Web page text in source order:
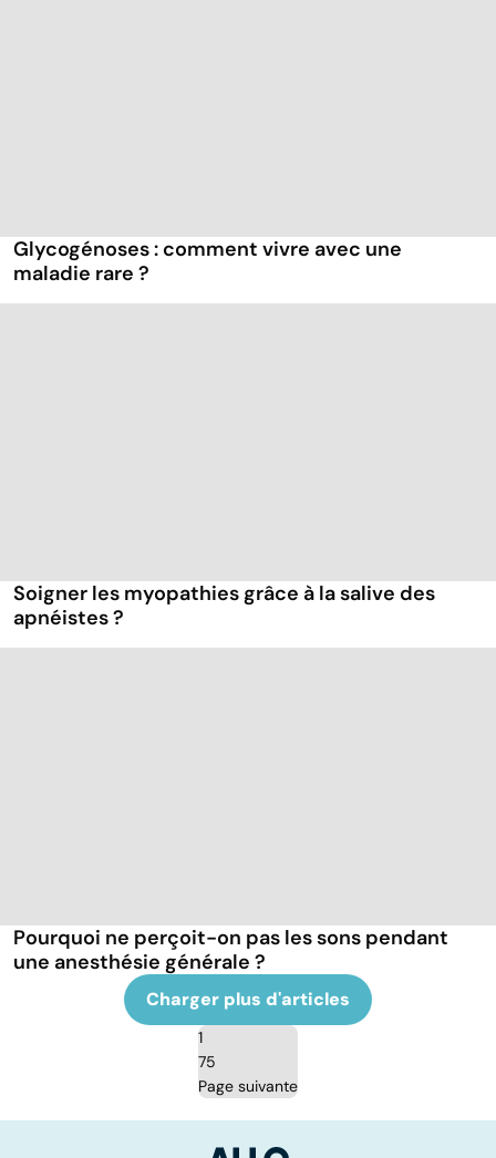
Glycogénoses : comment vivre avec une
maladie rare ?
Soigner les myopathies grâce à la salive des
apnéistes ?
Pourquoi ne perçoit-on pas les sons pendant
une anesthésie générale ?
Charger plus d'articles
1
75
Page suivante